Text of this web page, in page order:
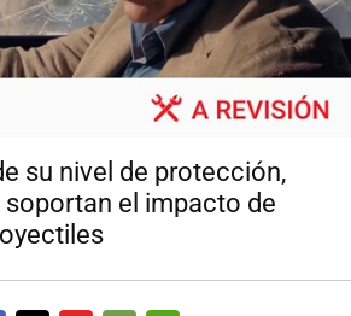
su nivel de protección,
el impacto de